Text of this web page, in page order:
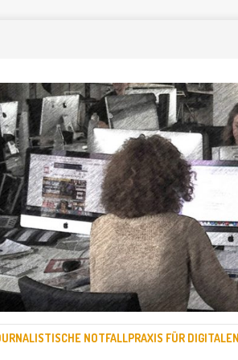
NOTFALLPRAXIS FÜR